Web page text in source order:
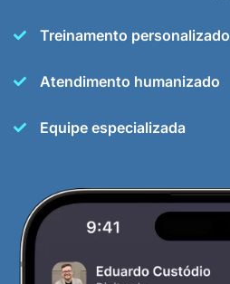
Treinamento personalizado
Atendimento humanizado
Equipe especializada